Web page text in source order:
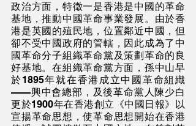
政治方面，特徵一是香港是中國的革命
基地，推動中國革命事業發展。由於香
港是英國的殖民地，位置鄰近中國，但
卻不受中國政府的管轄，因此成為了中
國革命分子組織革命黨及策劃革命的良
好基地。在組織革命黨方面，孫中山早
於1895年就在香港成立中國革命組織
——興中會總部，及後革命黨人陳少白
更於1900年在香港創立《中國日報》以
宣揚革命思想，使革命思想開始在香港